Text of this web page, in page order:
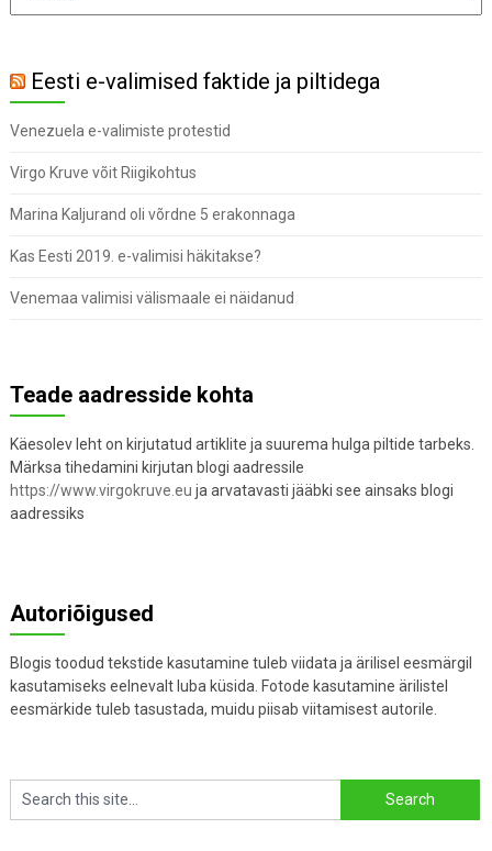
Eesti e-valimised faktide ja piltidega
Venezuela e-valimiste protestid
Virgo Kruve võit Riigikohtus
Marina Kaljurand oli võrdne 5 erakonnaga
Kas Eesti 2019. e-valimisi häkitakse?
Venemaa valimisi välismaale ei näidanud
Teade aadresside kohta
Käesolev leht on kirjutatud artiklite ja suurema hulga piltide tarbeks.
Märksa tihedamini kirjutan blogi aadressile
https://www.virgokruve.eu ja arvatavasti jääbki see ainsaks blogi
aadressiks
Autoriõigused
Blogis toodud tekstide kasutamine tuleb viidata ja ärilisel eesmärgil
kasutamiseks eelnevalt luba küsida. Fotode kasutamine ärilistel
eesmärkide tuleb tasustada, muidu piisab viitamisest autorile.